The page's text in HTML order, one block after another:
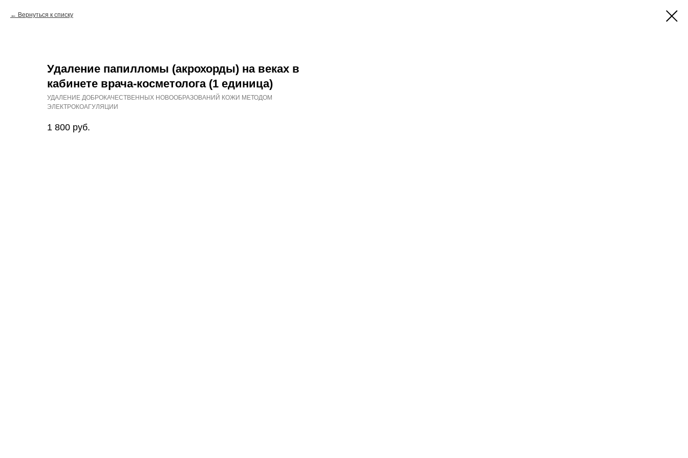
Вернуться к списку
Удаление папилломы (акрохорды) на веках в
кабинете врача-косметолога (1 единица)
УДАЛЕНИЕ ДОБРОКАЧЕСТВЕННЫХ НОВООБРАЗОВАНИЙ КОЖИ МЕТОДОМ
ЭЛЕКТРОКОАГУЛЯЦИИ
1 800 руб.